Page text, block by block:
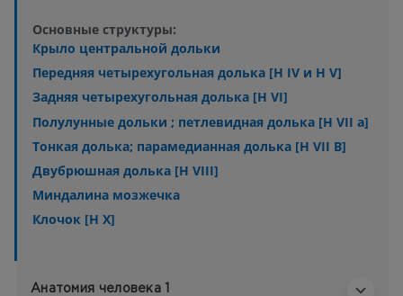
Основные структуры:
Крыло центральной дольки
Передняя четырехугольная долька [H IV и H V]
Задняя четырехугольная долька [Н VI]
Полулунные дольки ; петлевидная долька [Н VII а]
Тонкая долька; парамедианная долька [Н VII В]
Двубрюшная долька [Н VIII]
Миндалина мозжечка
Клочок [Н X]
Анатомия человека 1